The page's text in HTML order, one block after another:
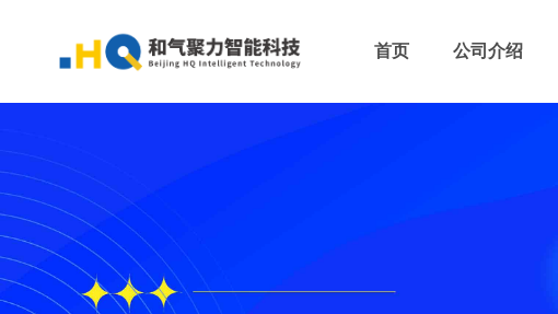
首页 公司介绍